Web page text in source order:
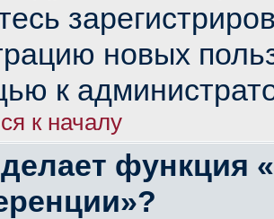
новых
к
к началу
функция